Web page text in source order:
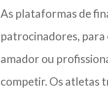
As plataformas de
patrocinadores, para
amador ou
competir. Os atletas